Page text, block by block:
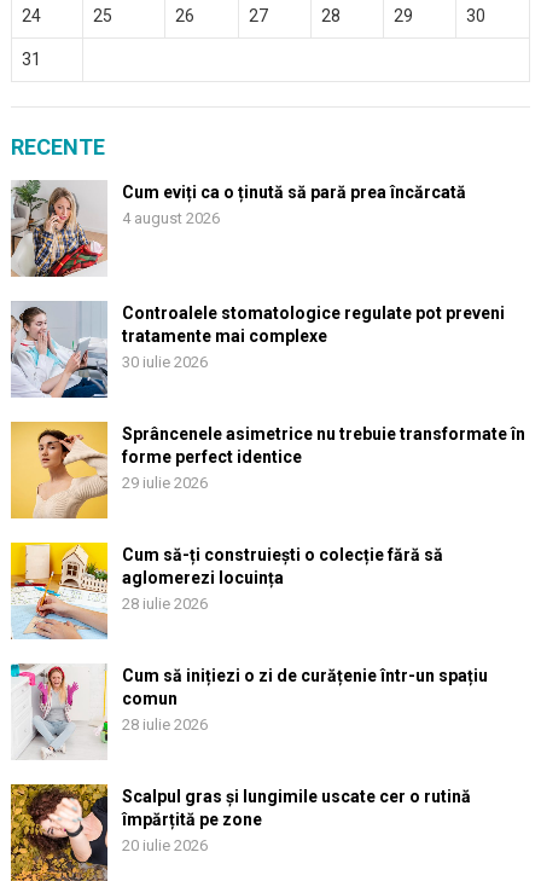
24 25 26 27 28 29 30
31
RECENTE
Cum eviți ca o ținută să pară prea încărcată
4 august 2026
Controalele stomatologice regulate pot preveni
tratamente mai complexe
30 iulie 2026
Sprâncenele asimetrice nu trebuie transformate în
forme perfect identice
29 iulie 2026
Cum să-ți construiești o colecție fără să
aglomerezi locuința
28 iulie 2026
Cum să inițiezi o zi de curățenie într-un spațiu
comun
28 iulie 2026
Scalpul gras și lungimile uscate cer o rutină
împărțită pe zone
20 iulie 2026